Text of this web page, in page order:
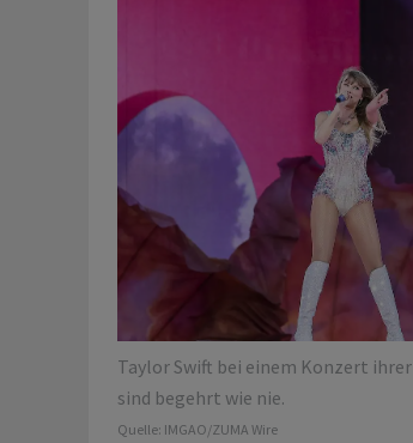
Taylor Swift bei einem Konzert
sind begehrt wie nie.
Quelle: IMGAO/ZUMA Wire